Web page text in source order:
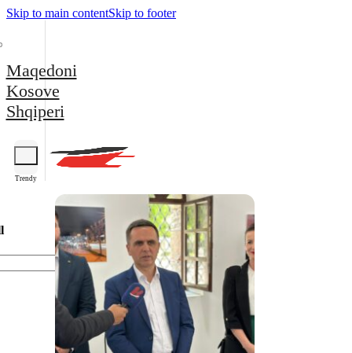
Skip to main contentSkip to footer
Maqedoni
Kosove
Shqiperi
Trendy